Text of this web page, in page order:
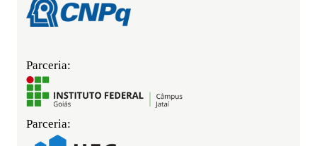
Parceria:
Parceria: